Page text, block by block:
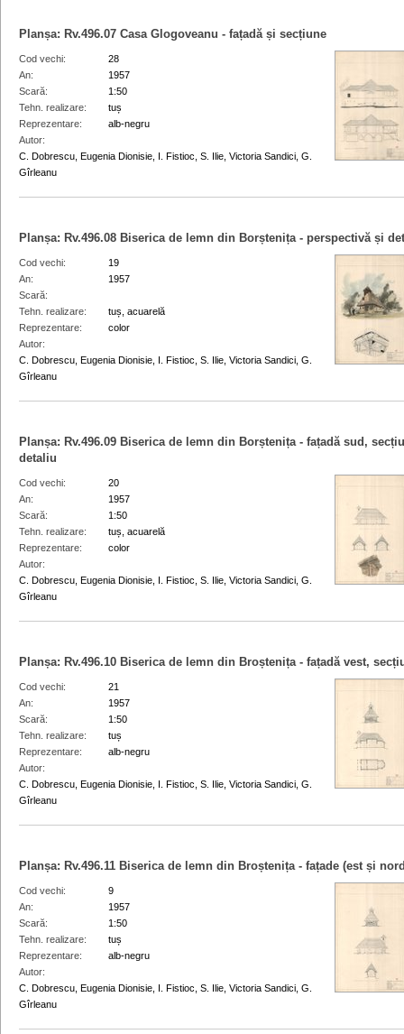
Planșa: Rv.496.07 Casa Glogoveanu - fațadă și secțiune
Cod vechi
28
An
1957
Scară
1:50
Tehn. realizare
tuș
Reprezentare
alb-negru
Autor
C. Dobrescu, Eugenia Dionisie, I. Fistioc, S. Ilie, Victoria Sandici, G.
Gîrleanu
Planșa: Rv.496.08 Biserica de lemn din Borștenița - perspectivă și
Cod vechi
19
An
1957
Scară
Tehn. realizare
tuș, acuarelă
Reprezentare
color
Autor
C. Dobrescu, Eugenia Dionisie, I. Fistioc, S. Ilie, Victoria Sandici, G.
Gîrleanu
Planșa: Rv.496.09 Biserica de lemn din Borștenița - fațadă sud,
detaliu
Cod vechi
20
An
1957
Scară
1:50
Tehn. realizare
tuș, acuarelă
Reprezentare
color
Autor
C. Dobrescu, Eugenia Dionisie, I. Fistioc, S. Ilie, Victoria Sandici, G.
Gîrleanu
Planșa: Rv.496.10 Biserica de lemn din Broștenița - fațadă vest,
Cod vechi
21
An
1957
Scară
1:50
Tehn. realizare
tuș
Reprezentare
alb-negru
Autor
C. Dobrescu, Eugenia Dionisie, I. Fistioc, S. Ilie, Victoria Sandici, G.
Gîrleanu
Planșa: Rv.496.11 Biserica de lemn din Broștenița - fațade (est și
Cod vechi
9
An
1957
Scară
1:50
Tehn. realizare
tuș
Reprezentare
alb-negru
Autor
C. Dobrescu, Eugenia Dionisie, I. Fistioc, S. Ilie, Victoria Sandici, G.
Gîrleanu